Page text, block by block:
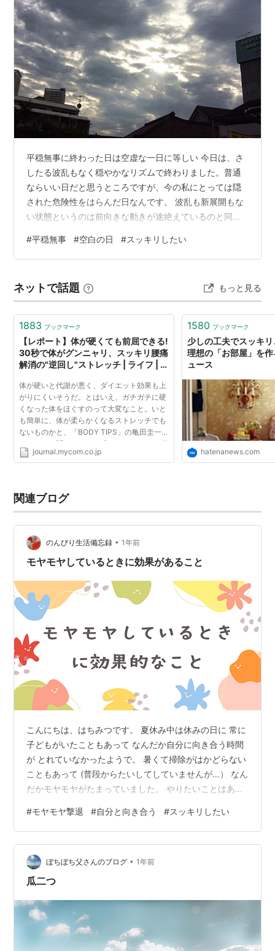
平穏無事に終わった日は空虚な一日に等しい 今日は、さ
したる波乱もなく穏やかなリズムで終わりました。普通
ならいい日だと思うところですが、今の私にとっては隠
された危険性をはらんだ日なんです。 波乱も新展開もな
い状態というのは前向きな動きが途絶えているのと同様
滞した日でしかないと私は考えているんです。 そんな平
穏無事な一日の終わりに感じていることは、空虚さと、
した気分のまま眠ることになりそうです。 まだ新しい一
週間が始まって二日目だというのに、私がもっとも避け
たいと思っている “空白の日” が突然やっ…
#平穏無事 #空白の日 #スッキリしたい
ネットで話題 もっと見る
1883 ブックマーク
【レポート】体が硬くても前屈できる!
30秒で体がグンニャリ、スッキリ腰痛
解消の"逆回し"ストレッチ | ライフ | マ
体が硬いと代謝が悪く、ダイエット効果も上
がりにくいそうだ。とはいえ、ガチガチに硬
くなった体をほぐすのって大変なこと。いと
も簡単に、体が柔らかくなるストレッチでも
ないものかと、「BODY TIPS」の亀田圭一ト
レーナーに聞いてみた。「ありますよ。30秒
でグニャリとなります」とうれしい返事が。
journal.mycom.co.jp
1580 ブックマーク
少しの工夫でスッキ
理想の「お部屋」を
ュース
hatenanews.com
関連ブログ
のんびり生活備忘録 • 1年前
モヤモヤしているときに効果があること
こんにちは、はちみつです。 夏休み中は休みの日に 常に
子どもがいたこともあって なんだか自分に向き合う時間
が とれていなかったようで。 暑くて掃除がはかどらない
こともあって (普段からたいしてしていませんが…） なん
だかモヤモヤがたまっていました。 やりたいことはある
い。 そんな感じで。 ものを整理したい！ いらないもの
を捨てたい！ という気持ちに。 そんな心の声に応えて
服の引き出しを一部整理しました。 全部取り出して 広げ
てみて 今の自分に必要か まだ使えるものか ゴムは伸び
ていないか 汚れはひどくないか ひとつひとつ見ながら
#モヤモヤ撃退 #自分と向き合う #スッキリしたい
ぼちぼち父さんのブログ • 1年前
瓜二つ